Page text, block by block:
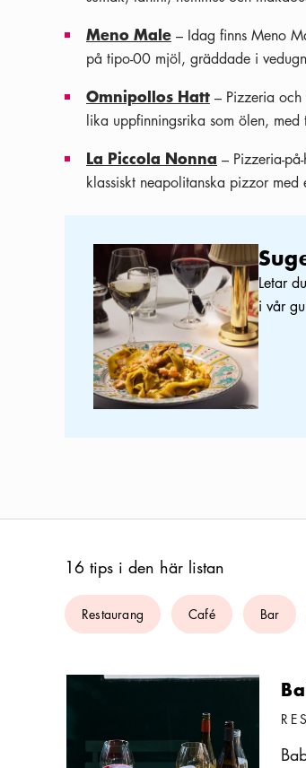
Meno Male – Idag finns Meno
på tipo-00 mjöl, gräddade i
Omnipollos Hatt – Pizzeria
lika uppfinningsrika som ölen,
La Piccola Nonna – Pizzeria-
klassiskt neapolitanska pizzor
Letar
i vår
16 tips i den här listan
Restaurang Café Bar